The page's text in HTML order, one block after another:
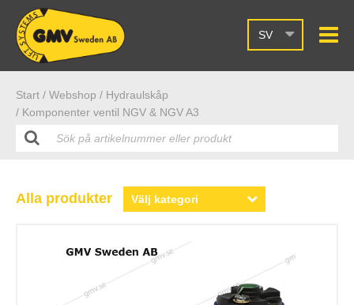
SV
Start / Webshop / Hydraulskåp
/ Komponenter ventil NGV & NGV A3
Alla produkter